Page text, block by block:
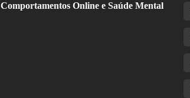
Comportamentos Online e Saúde Mental